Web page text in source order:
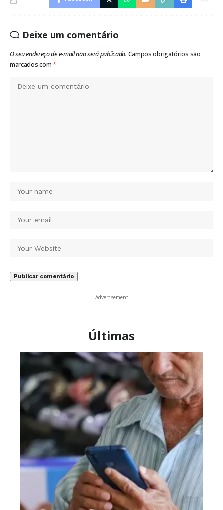
Deixe um comentário
O seu endereço de e-mail não será publicado. Campos obrigatórios são
marcados com*
- Advertisement -
Últimas